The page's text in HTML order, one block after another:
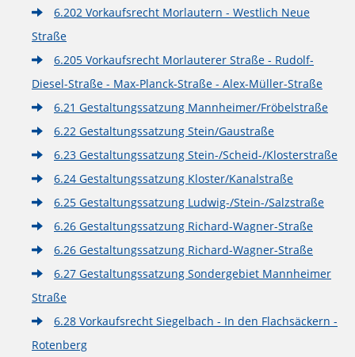
6.202 Vorkaufsrecht Morlautern - Westlich Neue
Straße
6.205 Vorkaufsrecht Morlauterer Straße - Rudolf-
Diesel-Straße - Max-Planck-Straße - Alex-Müller-Straße
6.21 Gestaltungssatzung Mannheimer/Fröbelstraße
6.22 Gestaltungssatzung Stein/Gaustraße
6.23 Gestaltungssatzung Stein-/Scheid-/Klosterstraße
6.24 Gestaltungssatzung Kloster/Kanalstraße
6.25 Gestaltungssatzung Ludwig-/Stein-/Salzstraße
6.26 Gestaltungssatzung Richard-Wagner-Straße
6.26 Gestaltungssatzung Richard-Wagner-Straße
6.27 Gestaltungssatzung Sondergebiet Mannheimer
Straße
6.28 Vorkaufsrecht Siegelbach - In den Flachsäckern -
Rotenberg